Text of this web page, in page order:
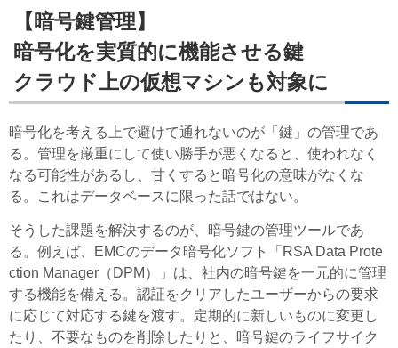
【暗号鍵管理】
暗号化を実質的に機能させる鍵
クラウド上の仮想マシンも対象に
暗号化を考える上で避けて通れないのが「鍵」の管理であ
る。管理を厳重にして使い勝手が悪くなると、使われなく
なる可能性があるし、甘くすると暗号化の意味がなくな
る。これはデータベースに限った話ではない。
そうした課題を解決するのが、暗号鍵の管理ツールであ
る。例えば、EMCのデータ暗号化ソフト「RSA Data Prote
ction Manager（DPM）」は、社内の暗号鍵を一元的に管理
する機能を備える。認証をクリアしたユーザーからの要求
に応じて対応する鍵を渡す。定期的に新しいものに変更し
たり、不要なものを削除したりと、暗号鍵のライフサイク